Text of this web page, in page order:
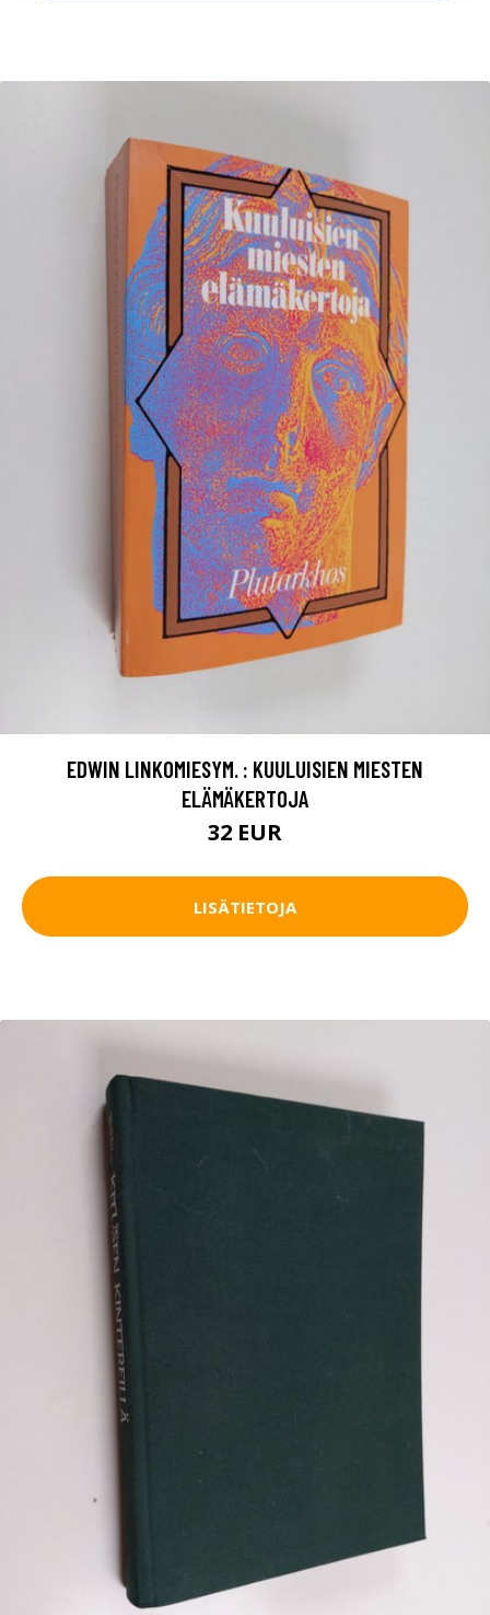
EDWIN LINKOMIESYM. : KUULUISIEN MIESTEN
ELÄMÄKERTOJA
32 EUR
LISÄTIETOJA